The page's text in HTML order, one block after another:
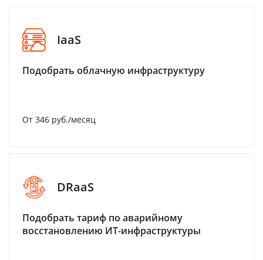
IaaS
Подобрать облачную инфраструктуру
От 346 руб./месяц
DRaaS
Подобрать тариф по аварийному
восстановлению ИТ-инфраструктуры